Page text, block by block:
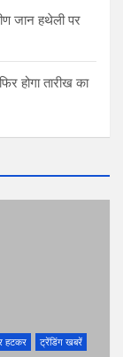
जान हथेली पर
होगा तारीख का
हटकर
ट्रेंडिंग खबरें